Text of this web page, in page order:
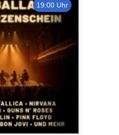
19:00 Uhr